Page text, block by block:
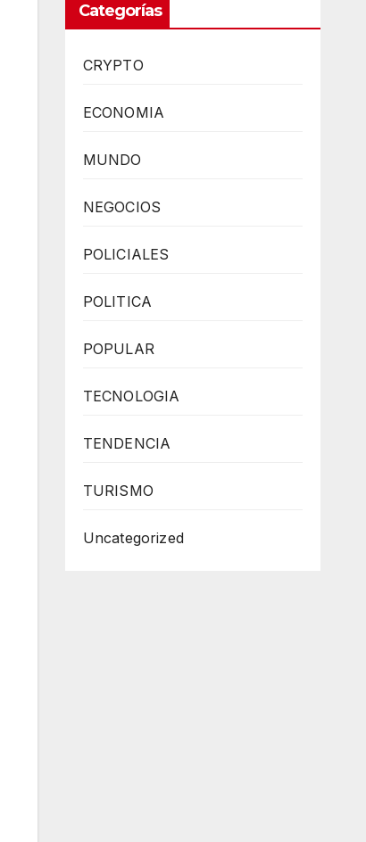
Categorías
CRYPTO
ECONOMIA
MUNDO
NEGOCIOS
POLICIALES
POLITICA
POPULAR
TECNOLOGIA
TENDENCIA
TURISMO
Uncategorized